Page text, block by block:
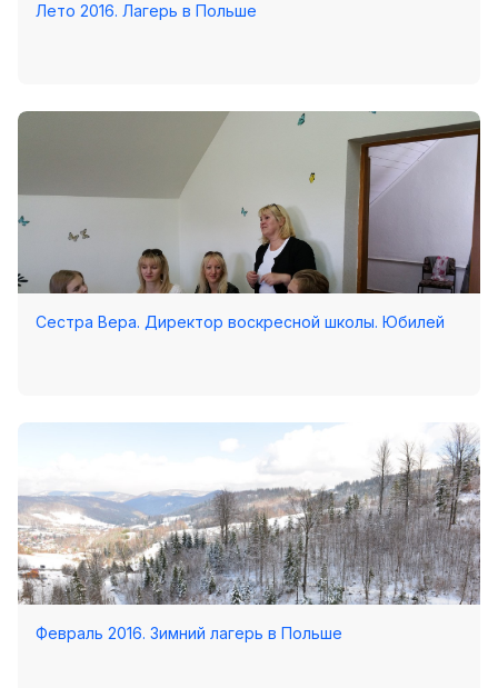
Трансляции
Воскресная
школа
Видео
Архив
Пожертвования
Лето 2016. Лагерь в Польше
Сестра Вера. Директор воскресной школы. Юбилей
Февраль 2016. Зимний лагерь в Польше